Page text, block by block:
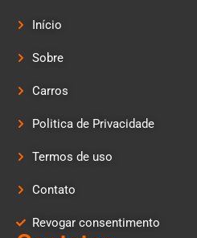
Início
Sobre
Carros
Politica de Privacidade
Termos de uso
Contato
Revogar consentimento